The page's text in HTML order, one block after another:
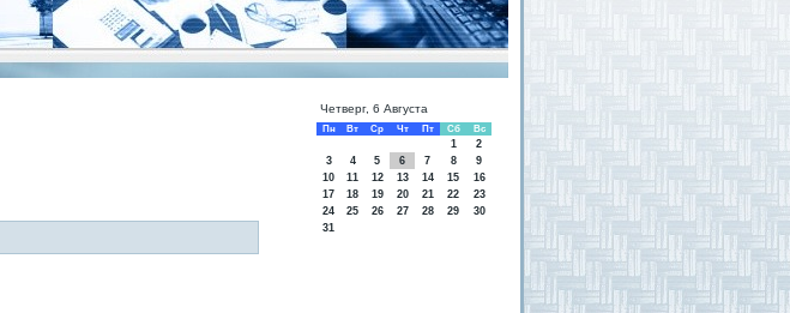
Четверг, 6 Августа
Пн Вт Ср Чт Пт Сб Вс
1
2
3
4 5 6 7 8
9
10
11 12 13 14 15
16
17
18 19 20 21 22
23
24
25 26 27 28 29
30
31